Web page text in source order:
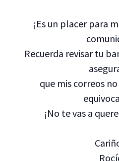
¡Es un placer para
Recuerda revisar tu
que mis correos
¡No te vas a